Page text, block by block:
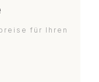
für Ihren